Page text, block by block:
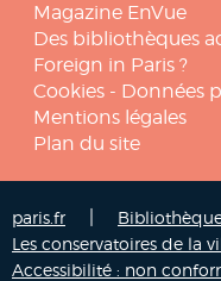
Magazine EnVue
Des bibliothèques
Foreign in Paris ?
Cookies - Données
Mentions légales
Plan du site
paris.fr
Les conservatoires de la
Accessibilité : non